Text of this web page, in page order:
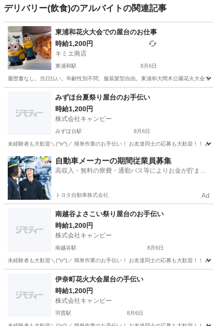
デリバリー(飲食)のアルバイトの関連記事
東浦和花火大会での屋台のお仕事
時給1,200円
キミエ商店
東浦和駅 8月6日
履歴書なし。当日払い。年齢性別不問。服装髪型自由。東浦和大間木公園花火大会で
さいたま市 東浦和駅 その他 屋台
みずほ台夏祭り屋台のお手伝い
時給1,200円
株式会社キャンビー
みずほ台駅 8月6日
埼玉 富士見市 みずほ台駅 飲食 夏祭り
自動車メーカーの期間従業員募集
高収入・無料の寮費・通勤バス等によりお金が貯まり
トヨタ自動車株式会社 Ad
南越谷よさこい祭り屋台のお手伝い
時給1,200円
株式会社キャンビー
南越谷駅 8月6日
南越谷駅 飲食 屋台
伊奈町花火大会屋台の手伝い
時給1,200円
株式会社キャンビー
羽貫駅 8月6日